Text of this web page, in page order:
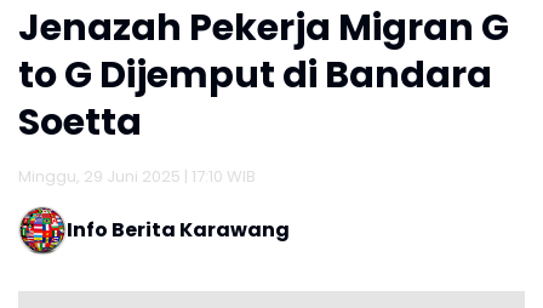
Jenazah Pekerja Migran G
to G Dijemput di Bandara
Soetta
Minggu, 29 Juni 2025 | 17:10 WIB
Info Berita Karawang